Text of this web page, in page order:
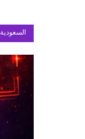
السعودية